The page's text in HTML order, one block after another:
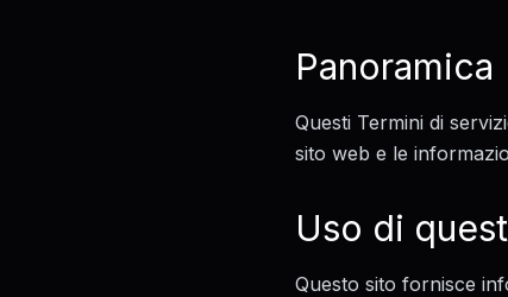
Panoramica
Questi Termini di
sito web e le
Uso di
Questo sito fornisce